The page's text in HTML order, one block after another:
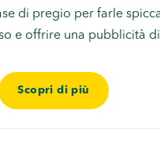
di pregio per farle
e offrire una pubblicità
Scopri di più